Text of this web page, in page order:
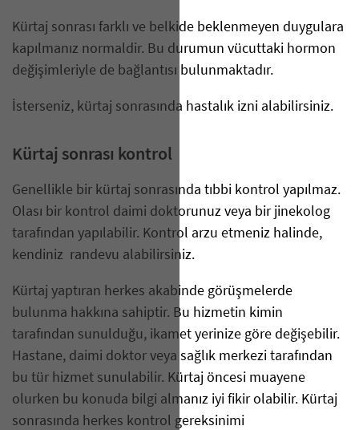
Kürtaj sonrası farklı ve belkide beklenmeyen duygulara
kapılmanız normaldir. Bu durumun vücuttaki hormon
değişimleriyle de bağlantısı bulunmaktadır.
İsterseniz, kürtaj sonrasında hastalık izni alabilirsiniz.
Kürtaj sonrası kontrol
Genellikle bir kürtaj sonrasında tıbbi kontrol yapılmaz.
Olası bir kontrol daimi doktorunuz veya bir jinekolog
tarafından yapılabilir. Kontrol arzu etmeniz halinde,
kendiniz randevu alabilirsiniz.
Kürtaj yaptıran herkes akabinde görüşmelerde
bulunma hakkına sahiptir. Bu hizmetin kimin
tarafından sunulduğu, ikamet yerinize göre değişebilir.
Hastane, daimi doktor veya sağlık merkezi tarafından
bu tür hizmet sunulabilir. Kürtaj öncesi muayene
olurken bu konuda bilgi almanız iyi fikir olabilir. Kürtaj
sonrasında herkes kontrol gereksinimi